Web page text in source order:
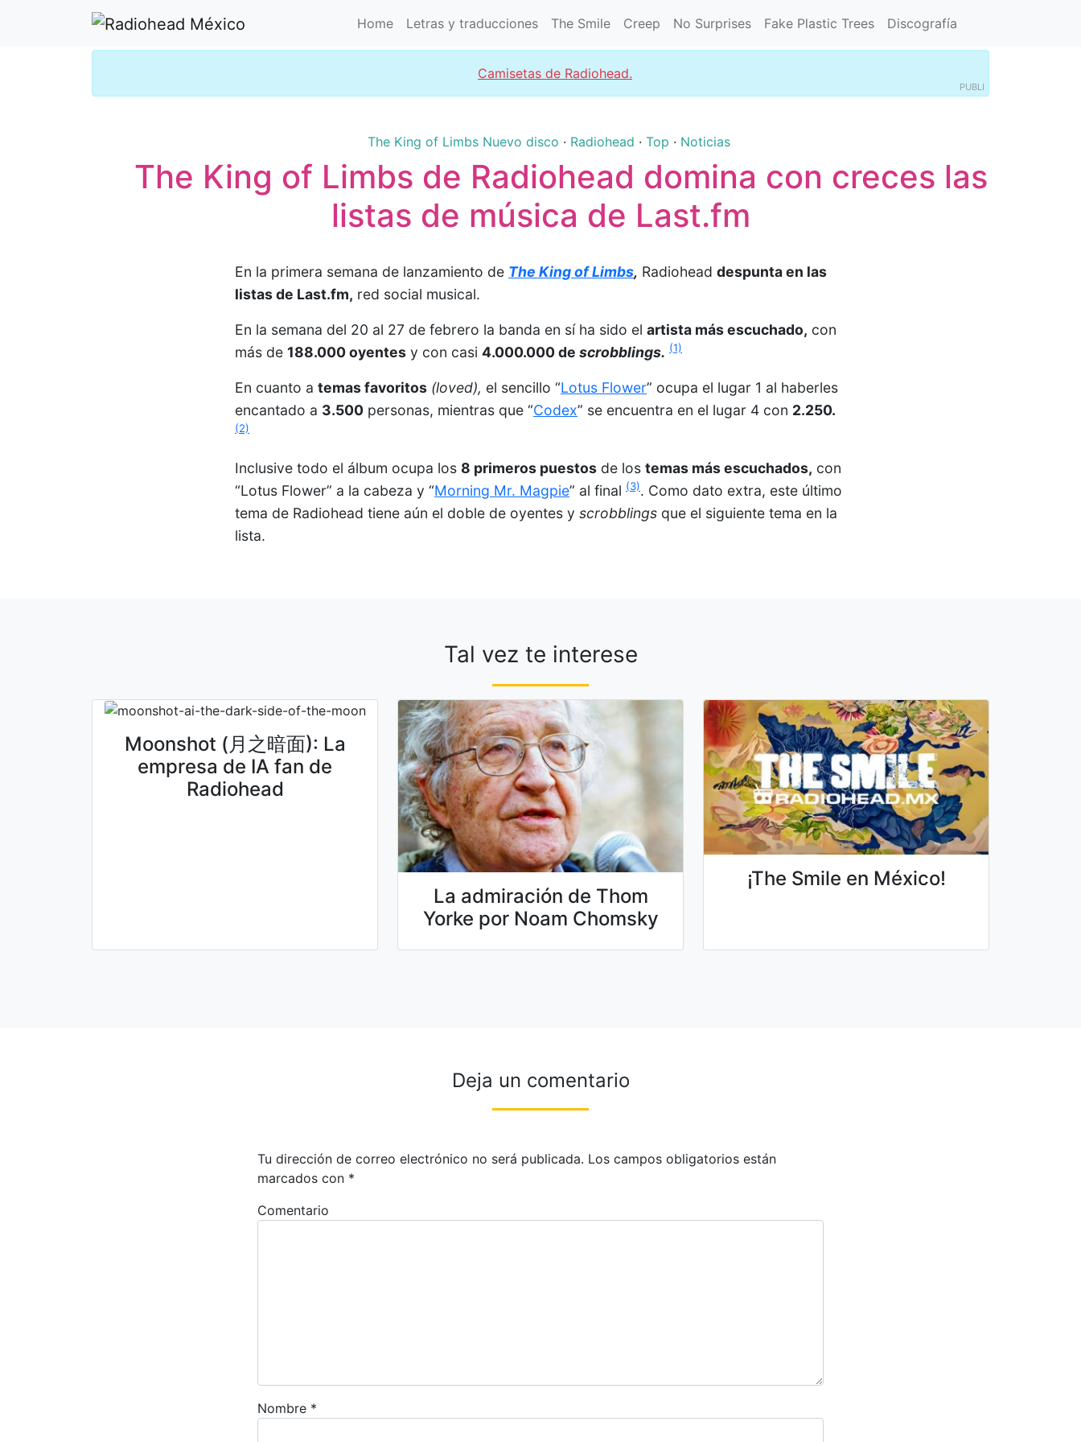
Home Letras y traducciones The Smile Creep No Surprises Fake Plastic Trees Discografía
Camisetas de Radiohead.
PUBLI
The King of Limbs Nuevo disco · Radiohead · Top · Noticias
The King of Limbs de Radiohead domina con creces las
listas de música de Last.fm
En la primera semana de lanzamiento de The King of Limbs, Radiohead despunta en las
listas de Last.fm, red social musical.
En la semana del 20 al 27 de febrero la banda en sí ha sido el artista más escuchado, con
más de 188.000 oyentes y con casi 4.000.000 de scrobblings. (1)
En cuanto a temas favoritos (loved), el sencillo “Lotus Flower” ocupa el lugar 1 al haberles
encantado a 3.500 personas, mientras que “Codex” se encuentra en el lugar 4 con 2.250.
(2)
Inclusive todo el álbum ocupa los 8 primeros puestos de los temas más escuchados, con
“Lotus Flower” a la cabeza y “Morning Mr. Magpie” al final (3). Como dato extra, este último
tema de Radiohead tiene aún el doble de oyentes y scrobblings que el siguiente tema en la
lista.
Tal vez te interese
Moonshot (月之暗面): La
empresa de IA fan de
Radiohead
La admiración de Thom
Yorke por Noam Chomsky
¡The Smile en México!
Deja un comentario
Tu dirección de correo electrónico no será publicada. Los campos obligatorios están
marcados con *
Comentario
Nombre *